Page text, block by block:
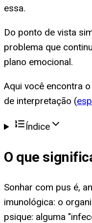
essa.
Do ponto de vista
problema que
plano emocional.
Aqui você encontra
de interpretação (
Índice
O que
Sonhar com pus é,
imunológica: o
psique: alguma